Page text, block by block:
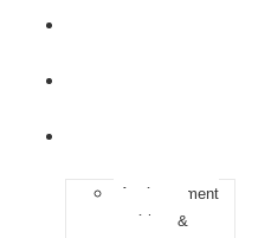
Aménagement
extérieur &